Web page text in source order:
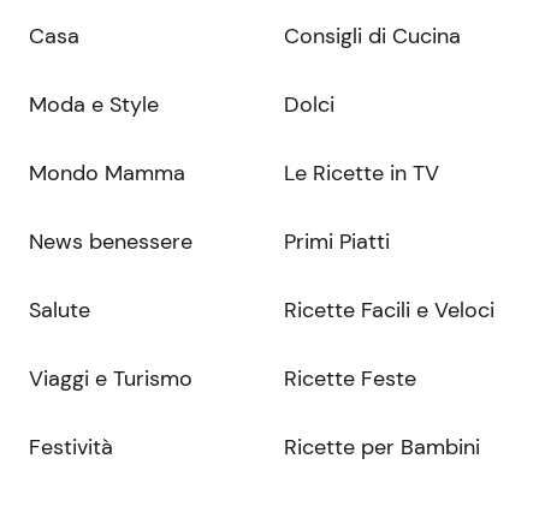
Casa
Moda e Style
Mondo Mamma
News benessere
Salute
Viaggi e Turismo
Festività
Consigli di Cucina
Dolci
Le Ricette in TV
Primi Piatti
Ricette Facili e Veloci
Ricette Feste
Ricette per Bambini